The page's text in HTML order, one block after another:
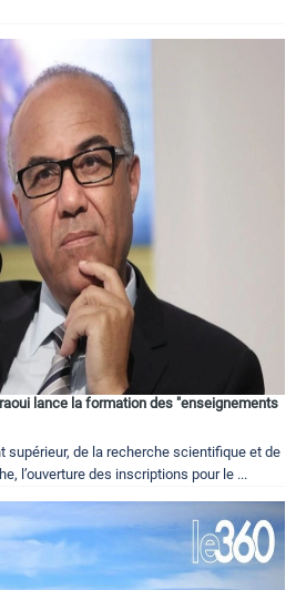
lance la formation des "enseignements
supérieur, de la recherche scientifique et de
l’ouverture des inscriptions pour le ...